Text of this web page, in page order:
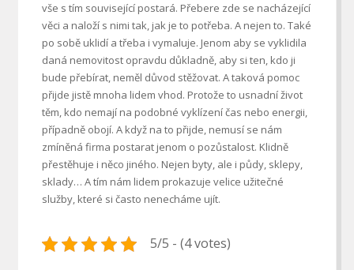
vše s tím související postará. Přebere zde se nacházející
věci a naloží s nimi tak, jak je to potřeba. A nejen to. Také
po sobě uklidí a třeba i vymaluje. Jenom aby se vyklidila
daná nemovitost opravdu důkladně, aby si ten, kdo ji
bude přebírat, neměl důvod stěžovat. A taková pomoc
přijde jistě mnoha lidem vhod. Protože to usnadní život
těm, kdo nemají na podobné vyklízení čas nebo energii,
případně obojí. A když na to přijde, nemusí se nám
zmíněná firma postarat jenom o pozůstalost. Klidně
přestěhuje i něco jiného. Nejen byty, ale i půdy, sklepy,
sklady… A tím nám lidem prokazuje velice užitečné
služby, které si často nenecháme ujít.
5/5 - (4 votes)